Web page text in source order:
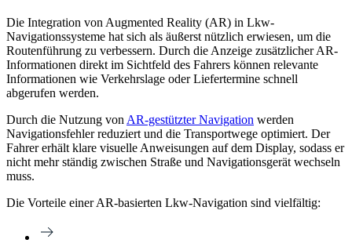
Die Integration von Augmented Reality (AR) in Lkw-
Navigationssysteme hat sich als äußerst nützlich erwiesen, um die
Routenführung zu verbessern. Durch die Anzeige zusätzlicher AR-
Informationen direkt im Sichtfeld des Fahrers können relevante
Informationen wie Verkehrslage oder Liefertermine schnell
abgerufen werden.
Durch die Nutzung von AR-gestützter Navigation werden
Navigationsfehler reduziert und die Transportwege optimiert. Der
Fahrer erhält klare visuelle Anweisungen auf dem Display, sodass er
nicht mehr ständig zwischen Straße und Navigationsgerät wechseln
muss.
Die Vorteile einer AR-basierten Lkw-Navigation sind vielfältig: